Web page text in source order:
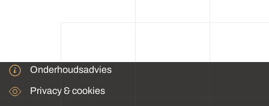
Onderhoudsadvies
Privacy & cookies